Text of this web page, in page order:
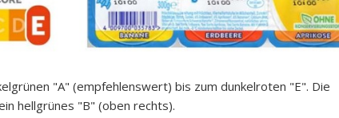
"A" (empfehlenswert) bis zum dunkelroten "E". Die
hellgrünes "B" (oben rechts).